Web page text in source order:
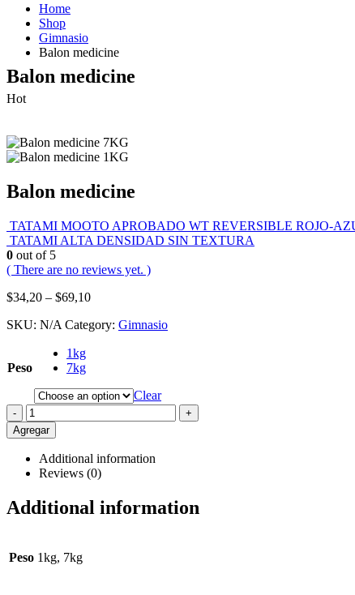
Home
Shop
Gimnasio
Balon medicine
Balon medicine
Hot
Balon medicine
TATAMI MOOTO APROBADO WT REVERSIBLE ROJO-
TATAMI ALTA DENSIDAD SIN TEXTURA
0 out of 5
( There are no reviews yet. )
$34,20 – $69,10
SKU: N/A Category: Gimnasio
Peso
1kg
7kg
Clear
-
+
Agregar
Additional information
Reviews (0)
Additional information
Peso 1kg, 7kg